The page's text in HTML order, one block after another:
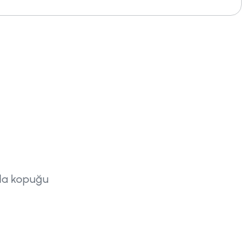
kopuğu